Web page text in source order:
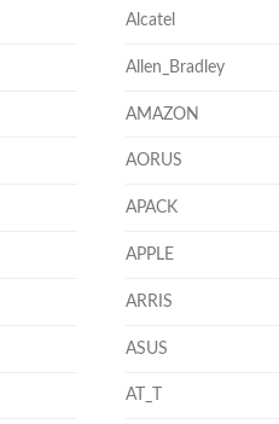
Alcatel
Allen_Bradley
AMAZON
AORUS
APACK
APPLE
ARRIS
ASUS
AT_T